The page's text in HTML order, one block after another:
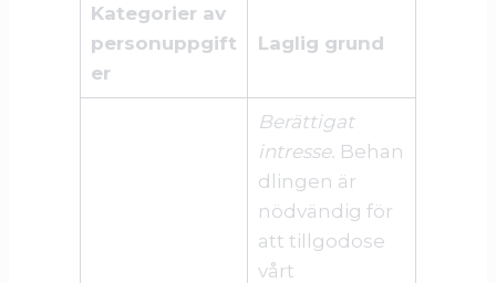
Kategorier av
personuppgift
er
Laglig grund
Berättigat
intresse. Behan
dlingen är
nödvändig för
att tillgodose
vårt